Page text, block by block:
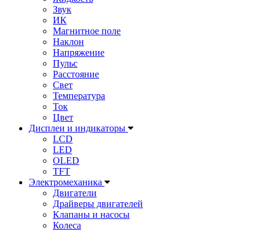
Звук
ИК
Магнитное поле
Наклон
Напряжение
Пульс
Расстояние
Свет
Температура
Ток
Цвет
Дисплеи и индикаторы
LCD
LED
OLED
TFT
Электромеханика
Двигатели
Драйверы двигателей
Клапаны и насосы
Колеса